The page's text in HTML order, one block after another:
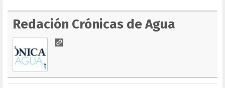
Redación Crónicas de Agua